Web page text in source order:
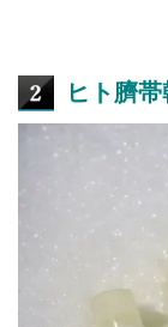
ヒト臍